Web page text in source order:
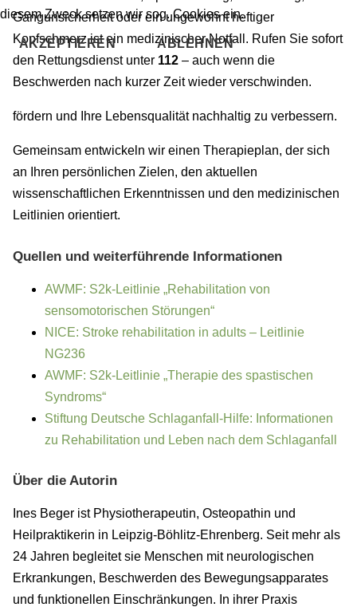
Gangunsicherheit oder ein ungewohnt heftiger
Kopfschmerz ist ein medizinischer Notfall. Rufen Sie sofort
den Rettungsdienst unter 112 – auch wenn die
Beschwerden nach kurzer Zeit wieder verschwinden.
fördern und Ihre Lebensqualität nachhaltig zu verbessern.
Gemeinsam entwickeln wir einen Therapieplan, der sich
an Ihren persönlichen Zielen, den aktuellen
wissenschaftlichen Erkenntnissen und den medizinischen
Leitlinien orientiert.
Quellen und weiterführende Informationen
AWMF: S2k-Leitlinie „Rehabilitation von
sensomotorischen Störungen“
NICE: Stroke rehabilitation in adults – Leitlinie
NG236
AWMF: S2k-Leitlinie „Therapie des spastischen
Syndroms“
Stiftung Deutsche Schlaganfall-Hilfe: Informationen
zu Rehabilitation und Leben nach dem Schlaganfall
Über die Autorin
Ines Beger ist Physiotherapeutin, Osteopathin und
Heilpraktikerin in Leipzig-Böhlitz-Ehrenberg. Seit mehr als
24 Jahren begleitet sie Menschen mit neurologischen
Erkrankungen, Beschwerden des Bewegungsapparates
und funktionellen Einschränkungen. In ihrer Praxis
diesem Zweck setzen wir sog. Cookies ein.
AKZEPTIEREN ABLEHNEN